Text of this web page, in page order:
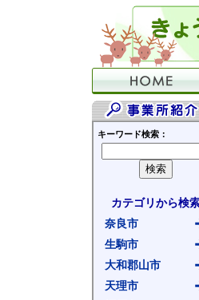
キーワード検索：
カテゴリから検
奈良市
生駒市
大和郡山市
天理市